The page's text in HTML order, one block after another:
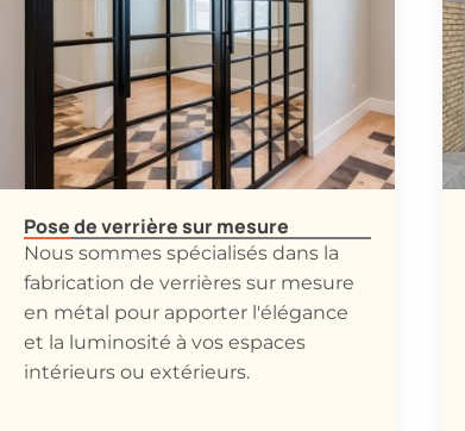
Pose de verrière sur mesure
Nous sommes spécialisés dans la
fabrication de verrières sur mesure
en métal pour apporter l'élégance
et la luminosité à vos espaces
intérieurs ou extérieurs.